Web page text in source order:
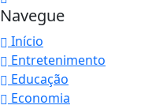
Navegue
Início
Entretenimento
Educação
Economia